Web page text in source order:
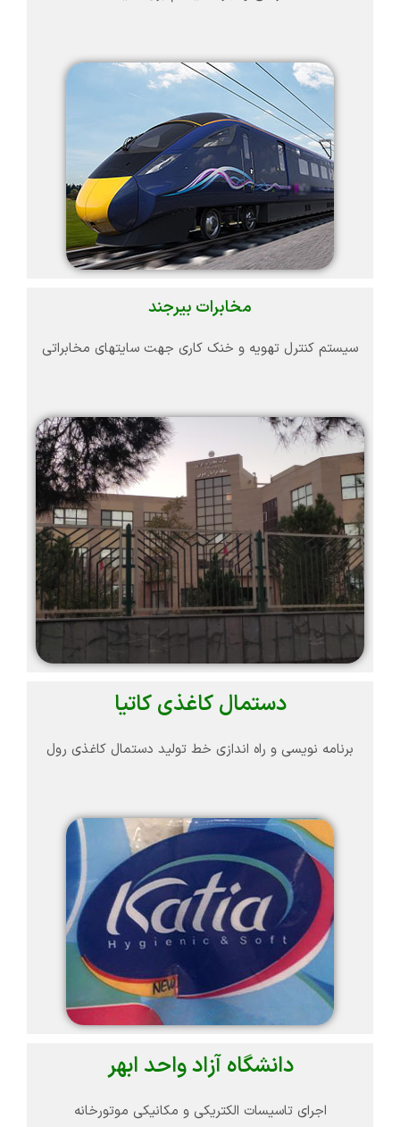
مخابرات بیرجند
سیستم کنترل تهویه و خنک کاری جهت سایتهای مخابراتی
دستمال کاغذی کاتیا
برنامه نویسی و راه اندازی خط تولید دستمال کاغذی رول
دانشگاه آزاد واحد ابهر
اجرای تاسیسات الکتریکی و مکانیکی موتورخانه